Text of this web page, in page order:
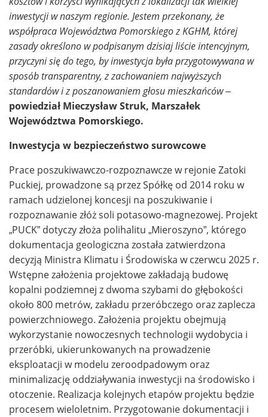
inwestycji w naszym regionie. Jestem przekonany, że
współpraca Województwa Pomorskiego z KGHM, której
zasady określono w podpisanym dzisiaj liście intencyjnym,
przyczyni się do tego, by inwestycja była przygotowywana w
sposób transparentny, z zachowaniem najwyższych
standardów i z poszanowaniem głosu mieszkańców –
powiedział Mieczysław Struk, Marszałek
Województwa Pomorskiego.
Inwestycja w bezpieczeństwo surowcowe
Prace poszukiwawczo-rozpoznawcze w rejonie Zatoki
Puckiej, prowadzone są przez Spółkę od 2014 roku w
ramach udzielonej koncesji na poszukiwanie i
rozpoznawanie złóż soli potasowo-magnezowej. Projekt
„PUCK” dotyczy złoża polihalitu „Mieroszyno”, którego
dokumentacja geologiczna została zatwierdzona
decyzją Ministra Klimatu i Środowiska w czerwcu 2025 r.
Wstępne założenia projektowe zakładają budowę
kopalni podziemnej z dwoma szybami do głębokości
około 800 metrów, zakładu przeróbczego oraz zaplecza
powierzchniowego. Założenia projektu obejmują
wykorzystanie nowoczesnych technologii wydobycia i
przeróbki, ukierunkowanych na prowadzenie
eksploatacji w modelu zeroodpadowym oraz
minimalizację oddziaływania inwestycji na środowisko i
otoczenie. Realizacja kolejnych etapów projektu będzie
procesem wieloletnim. Przygotowanie dokumentacji i